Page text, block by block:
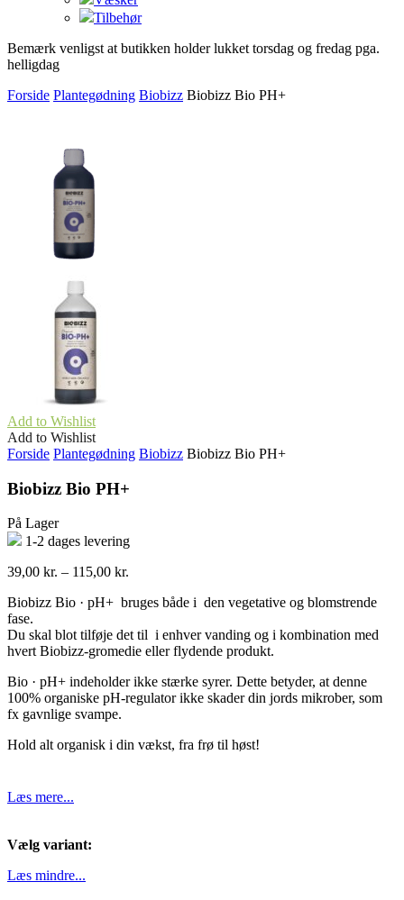
Tilbehør
Bemærk venligst at butikken holder lukket torsdag og fredag pga.
helligdag
Forside Plantegødning Biobizz Biobizz Bio PH+
Add to Wishlist
Add to Wishlist
Forside Plantegødning Biobizz Biobizz Bio PH+
Biobizz Bio PH+
På Lager
1-2 dages levering
39,00 kr. – 115,00 kr.
til
Biobizz Bio · pH+ bruges både i den vegetative og blomstrende
fase.
Du skal blot tilføje det til i enhver vanding og i kombination med
hvert Biobizz-gromedie eller flydende produkt.
Bio · pH+ indeholder ikke stærke syrer. Dette betyder, at denne
100% organiske pH-regulator ikke skader din jords mikrober, som
fx gavnlige svampe.
Hold alt organisk i din vækst, fra frø til høst!
Læs mere...
Vælg variant:
Læs mindre...